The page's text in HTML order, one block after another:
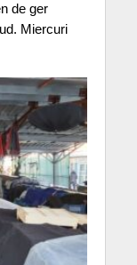
de ger
Miercuri